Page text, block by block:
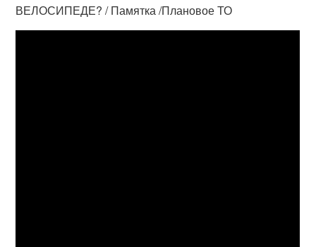
ВЕЛОСИПЕДЕ? / Памятка /Плановое ТО